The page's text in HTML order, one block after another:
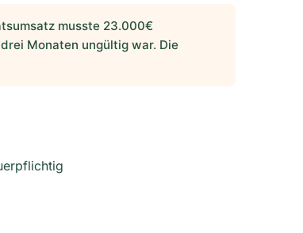
musste 23.000€
Monaten ungültig war. Die